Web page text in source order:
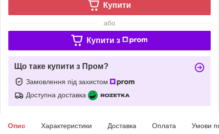
Купити
або
Купити з
Що таке купити з Пром?
Замовлення під захистом
Доступна доставка
Опис Характеристики Доставка Оплата Умови